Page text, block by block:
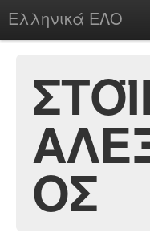
Ελληνικά ΕΛΟ
chesstu.be @ discord
LoginΟΣ